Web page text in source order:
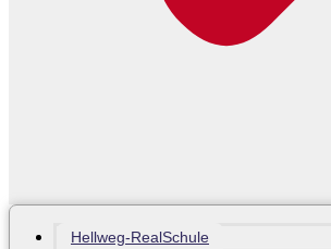
Hellweg-RealSchule